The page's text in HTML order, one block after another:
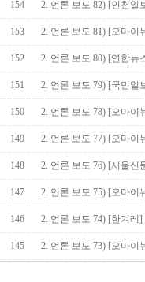
154 2. 언론 보도 82) [인천
153 2. 언론 보도 81) [오마이
152 2. 언론 보도 80) [연합
151 2. 언론 보도 79) [국민
150 2. 언론 보도 78) [오마
149 2. 언론 보도 77) [오마
148 2. 언론 보도 76) [서울
147 2. 언론 보도 75) [오마이
146 2. 언론 보도 74) [한겨
145 2. 언론 보도 73) [오마